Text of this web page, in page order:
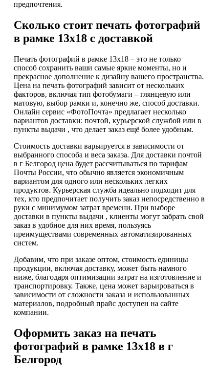
предпочтения.
Сколько стоит печать фотографий
в рамке 13х18 с доставкой
Печать фотографий в рамке 13х18 – это не только
способ сохранить ваши самые яркие моменты, но и
прекрасное дополнение к дизайну вашего пространства.
Цена на печать фотографий зависит от нескольких
факторов, включая тип фотобумаги – глянцевую или
матовую, выбор рамки и, конечно же, способ доставки.
Онлайн сервис «ФотоПочта» предлагает несколько
вариантов доставки: почтой, курьерской службой или в
пункты выдачи , что делает заказ ещё более удобным.
Стоимость доставки варьируется в зависимости от
выбранного способа и веса заказа. Для доставки почтой
в г Белгород цена будет рассчитываться по тарифам
Почты России, что обычно является экономичным
вариантом для одного или нескольких легких
продуктов. Курьерская служба идеально подходит для
тех, кто предпочитает получить заказ непосредственно в
руки с минимумом затрат времени. При выборе
доставки в пункты выдачи , клиенты могут забрать свой
заказ в удобное для них время, пользуясь
преимуществами современных автоматизированных
систем.
Добавим, что при заказе оптом, стоимость единицы
продукции, включая доставку, может быть намного
ниже, благодаря оптимизации затрат на изготовление и
транспортировку. Также, цена может варьироваться в
зависимости от сложности заказа и использованных
материалов, подробный прайс доступен на сайте
компании.
Оформить заказ на печать
фотографий в рамке 13х18 в г
Белгород